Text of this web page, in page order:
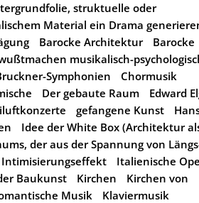
struktuelle oder
Material ein Drama
Barocke Architektur
Barocke
musikalisch-
Symphonien
Chormusik
Der gebaute Raum
Edward
gefangene Kunst
Idee der White Box (Architektur
der aus der Spannung von
Intimisierungseffekt
Italienische
Baukunst Kirchen
Kirchen von
Musik
Klaviermusik